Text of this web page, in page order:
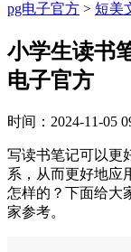
pg电子官方 > 短美
小学生读书
电子官方
时间： 2024-11-05
写读书笔记可以更
系，从而更好地应
怎样的？下面给大
家参考。